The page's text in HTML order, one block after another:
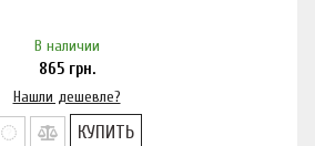
В наличии
865грн.
Нашли дешевле?
КУПИТЬ